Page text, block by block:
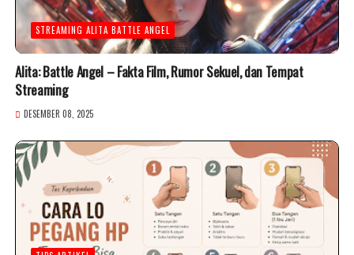
STREAMING ALITA BATTLE ANGEL
Alita: Battle Angel – Fakta Film, Rumor Sekuel, dan Tempat
Streaming
DESEMBER 08, 2025